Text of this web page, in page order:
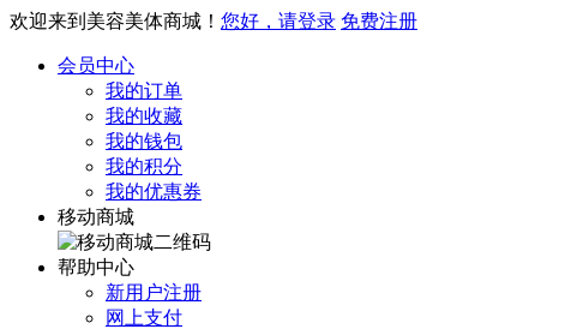
欢迎来到美容美体商城！ 您好，请登录 免费注册
会员中心
我的订单
我的收藏
我的钱包
我的积分
我的优惠券
移动商城
帮助中心
新用户注册
网上支付